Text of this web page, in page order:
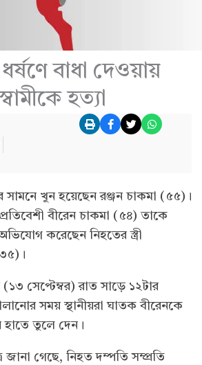
বাধা দেওয়ায়
হত্যা
সামনে খুন হয়েছেন রঞ্জন চাকমা (৫৫)।
বীরেন চাকমা (৫৪) তাকে
করেছেন নিহতের স্ত্রী
(১৩ সেপ্টেম্বর) রাত সাড়ে ১২টার
সময় স্থানীয়রা ঘাতক বীরেনকে
তুলে দেন।
জানা গেছে, নিহত দম্পতি সম্প্রতি